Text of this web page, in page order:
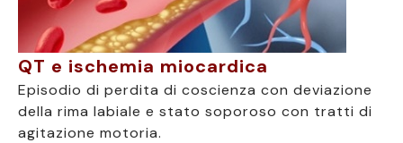
QT e ischemia miocardica
Episodio di perdita di coscienza con deviazione
della rima labiale e stato soporoso con tratti di
agitazione motoria.